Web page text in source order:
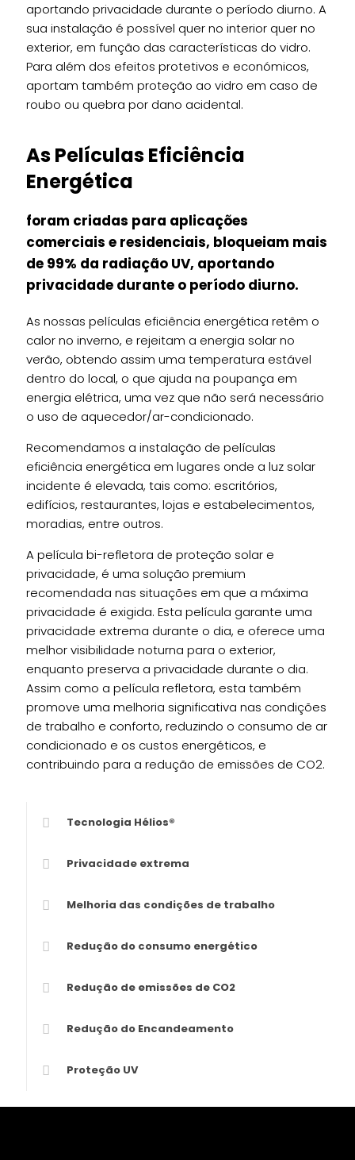
aportando privacidade durante o período diurno. A
sua instalação é possível quer no interior quer no
exterior, em função das características do vidro.
Para além dos efeitos protetivos e económicos,
aportam também proteção ao vidro em caso de
roubo ou quebra por dano acidental.
As Películas Eficiência
Energética
foram criadas para aplicações
comerciais e residenciais, bloqueiam mais
de 99% da radiação UV, aportando
privacidade durante o período diurno.
As nossas películas eficiência energética retêm o
calor no inverno, e rejeitam a energia solar no
verão, obtendo assim uma temperatura estável
dentro do local, o que ajuda na poupança em
energia elétrica, uma vez que não será necessário
o uso de aquecedor/ar-condicionado.
Recomendamos a instalação de películas
eficiência energética em lugares onde a luz solar
incidente é elevada, tais como: escritórios,
edifícios, restaurantes, lojas e estabelecimentos,
moradias, entre outros.
A película bi-refletora de proteção solar e
privacidade, é uma solução premium
recomendada nas situações em que a máxima
privacidade é exigida. Esta película garante uma
privacidade extrema durante o dia, e oferece uma
melhor visibilidade noturna para o exterior,
enquanto preserva a privacidade durante o dia.
Assim como a película refletora, esta também
promove uma melhoria significativa nas condições
de trabalho e conforto, reduzindo o consumo de ar
condicionado e os custos energéticos, e
contribuindo para a redução de emissões de CO2.
Tecnologia Hélios®
Privacidade extrema
Melhoria das condições de trabalho
Redução do consumo energético
Redução de emissões de CO2
Redução do Encandeamento
Proteção UV